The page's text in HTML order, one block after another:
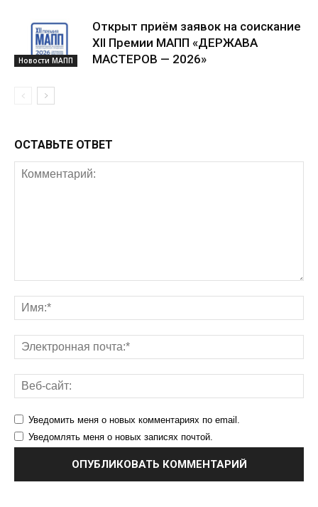
Новости МАПП
Открыт приём заявок на соискание
XII Премии МАПП «ДЕРЖАВА
МАСТЕРОВ — 2026»
ОСТАВЬТЕ ОТВЕТ
Уведомить меня о новых комментариях по email.
Уведомлять меня о новых записях почтой.